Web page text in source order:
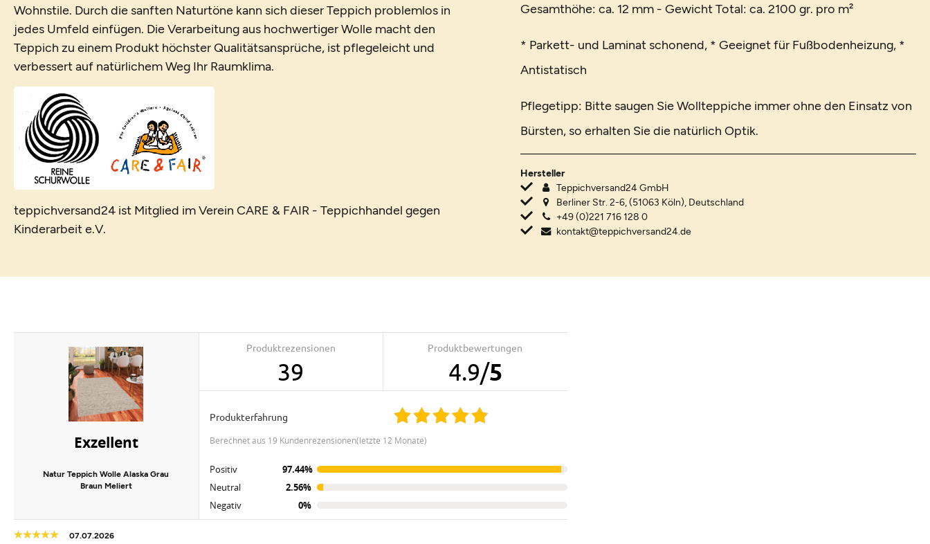
Wohnstile. Durch die sanften Naturtöne kann sich dieser Teppich problemlos in
jedes Umfeld einfügen. Die Verarbeitung aus hochwertiger Wolle macht den
Teppich zu einem Produkt höchster Qualitätsansprüche, ist pflegeleicht und
verbessert auf natürlichem Weg Ihr Raumklima.
teppichversand24 ist Mitglied im Verein CARE & FAIR - Teppichhandel gegen
Kinderarbeit e.V.
Gesamthöhe: ca. 12 mm - Gewicht Total: ca. 2100 gr. pro m²
* Parkett- und Laminat schonend, * Geeignet für Fußbodenheizung, *
Antistatisch
Pflegetipp: Bitte saugen Sie Wollteppiche immer ohne den Einsatz von
Bürsten, so erhalten Sie die natürlich Optik.
Hersteller
Teppichversand24 GmbH
Berliner Str. 2-6, (51063 Köln), Deutschland
+49 (0)221 716 128 0
kontakt@teppichversand24.de
Exzellent
Natur Teppich Wolle Alaska Grau
Braun Meliert
Produktrezensionen
39
Produktbewertungen
4.9/5
Produkterfahrung
berechnet aus 19 Kundenrezensionen(letzte 12 Monate)
Positiv
97.44%
Neutral
2.56%
Negativ
0%
07.07.2026